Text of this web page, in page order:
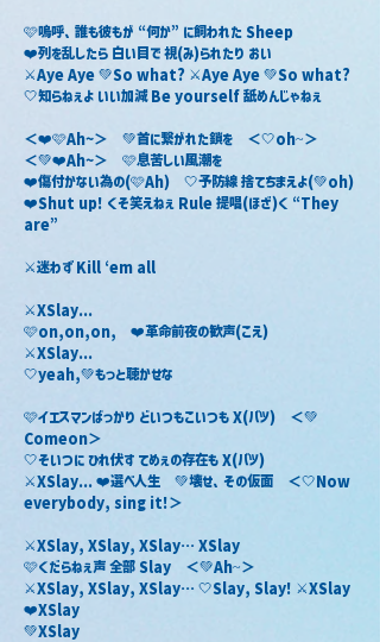
🩷嗚呼、誰も彼もが “何か” に飼われた Sheep
❤️列を乱したら 白い目で 視(み)られたり おい
⚔️Aye Aye 💚So what? ⚔️Aye Aye 💚So what?
🤍知らねぇよ いい加減 Be yourself 舐めんじゃねぇ
＜❤️🩷Ah∼＞　💚首に繋がれた鎖を　＜🤍oh~＞
＜💚❤️Ah∼＞　🩷息苦しい風潮を
❤️傷付かない為の(🩷Ah)　🤍予防線 捨てちまえよ(💚oh)
❤️Shut up! くそ笑えねぇ Rule 提唱(ほざ)く “They
are”
⚔️迷わず Kill ‘em all
⚔️XSlay...
🩷on,on,on,　❤️革命前夜の歓声(こえ)
⚔️XSlay...
🤍yeah,💚もっと聴かせな
🩷イエスマンばっかり どいつもこいつも X(バツ)　＜💚
Comeon＞
🤍そいつに ひれ伏す てめぇの存在も X(バツ)
⚔️XSlay... ❤️選べ人生　💚壊せ、その仮面　＜🤍Now
everybody, sing it!＞
⚔️XSlay, XSlay, XSlay… XSlay
🩷くだらねぇ声 全部 Slay　＜💚Ah~＞
⚔️XSlay, XSlay, XSlay… 🤍Slay, Slay! ⚔️XSlay
❤️XSlay
💚XSlay